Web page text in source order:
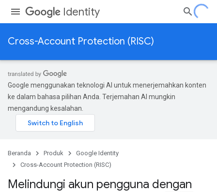
Identity
Cross-Account Protection (RISC)
Google menggunakan teknologi AI untuk menerjemahkan konten
ke dalam bahasa pilihan Anda. Terjemahan AI mungkin
mengandung kesalahan.
Beranda Produk
Google Identity
Cross-Account Protection (RISC)
Melindungi akun pengguna dengan